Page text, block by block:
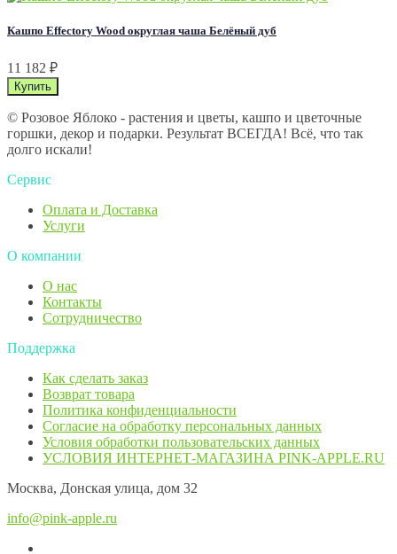
Кашпо Effectory Wood округлая чаша Белёный дуб
11 182 ₽
© Розовое Яблоко - растения и цветы, кашпо и цветочные
горшки, декор и подарки. Результат ВСЕГДА! Всё, что так
долго искали!
Сервис
Оплата и Доставка
Услуги
О компании
О нас
Контакты
Сотрудничество
Поддержка
Как сделать заказ
Возврат товара
Политика конфиденциальности
Согласие ​на обработку персональных данных
Условия обработки пользовательских данных
УСЛОВИЯ ИНТЕРНЕТ-МАГАЗИНА PINK-APPLE.RU
Москва, Донская улица, дом 32
info@pink-apple.ru